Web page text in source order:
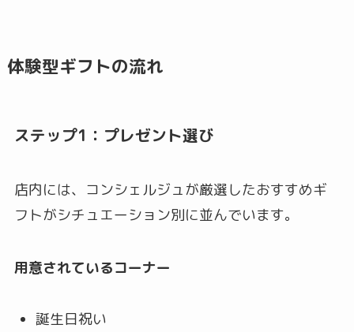
体験型ギフトの流れ
ステップ1：プレゼント選び
店内には、コンシェルジュが厳選したおすすめギ
フトがシチュエーション別に並んでいます。
用意されているコーナー
誕生日祝い